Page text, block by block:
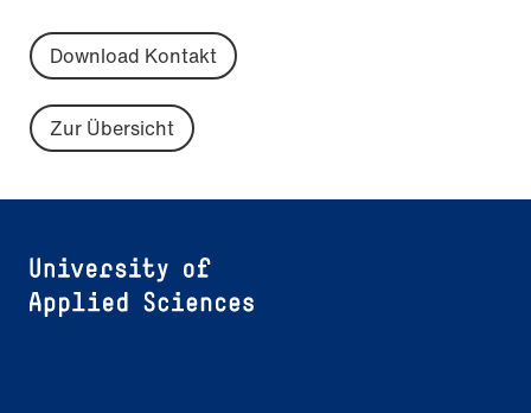
Download Kontakt
Zur Übersicht